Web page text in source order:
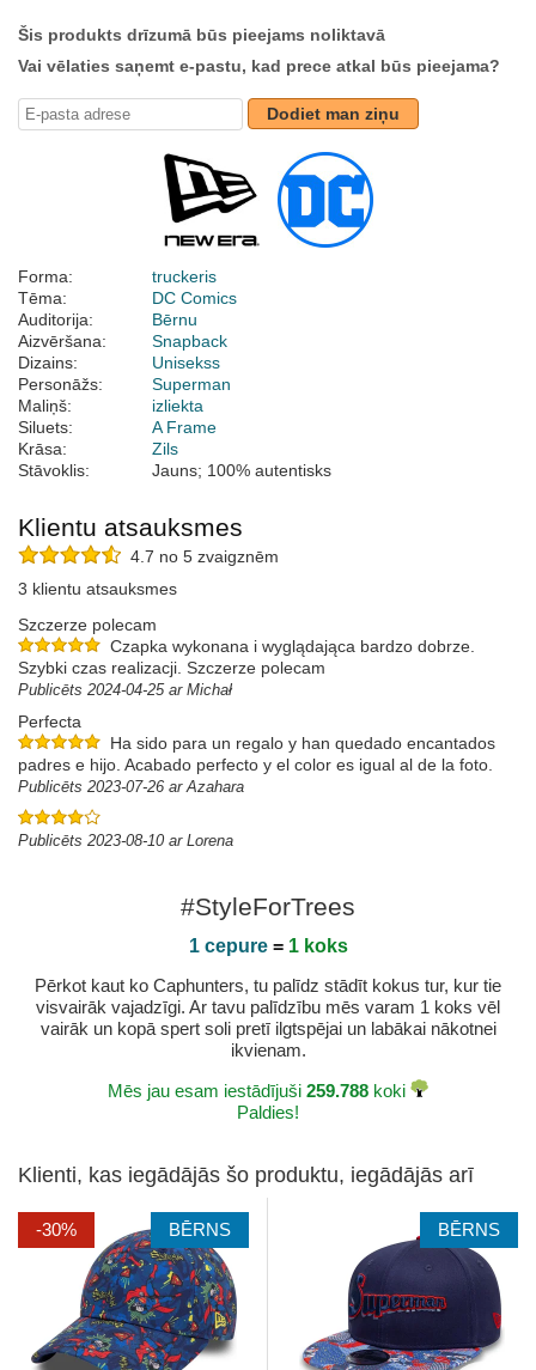
Šis produkts drīzumā būs pieejams noliktavā
Vai vēlaties saņemt e-pastu, kad prece atkal būs pieejama?
Dodiet man ziņu
Forma:
truckeris
Tēma:
DC Comics
Auditorija:
Bērnu
Aizvēršana:
Snapback
Dizains:
Unisekss
Personāžs:
Superman
Maliņš:
izliekta
Siluets:
A Frame
Krāsa:
Zils
Stāvoklis:
Jauns; 100% autentisks
Klientu atsauksmes
4.7 no 5 zvaigznēm
3 klientu atsauksmes
Szczerze polecam
Czapka wykonana i wyglądająca bardzo dobrze.
Szybki czas realizacji. Szczerze polecam
Publicēts 2024-04-25 ar Michał
Perfecta
Ha sido para un regalo y han quedado encantados
padres e hijo. Acabado perfecto y el color es igual al de la foto.
Publicēts 2023-07-26 ar Azahara
Publicēts 2023-08-10 ar Lorena
#StyleForTrees
1 cepure= 1 koks
Pērkot kaut ko Caphunters, tu palīdz stādīt kokus tur, kur tie
visvairāk vajadzīgi. Ar tavu palīdzību mēs varam 1 koks vēl
vairāk un kopā spert soli pretī ilgtspējai un labākai nākotnei
ikvienam.
Mēs jau esam iestādījuši 259.788 koki
Paldies!
Klienti, kas iegādājās šo produktu, iegādājās arī
-30% BĒRNS BĒRNS